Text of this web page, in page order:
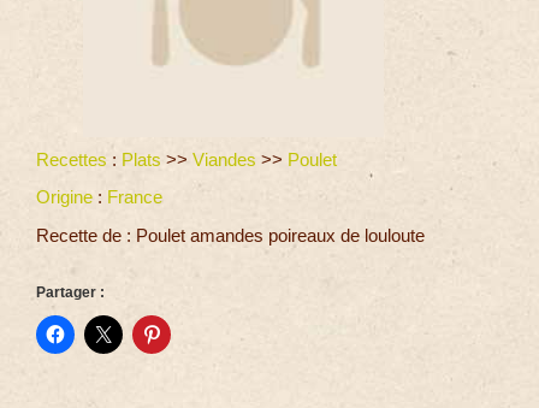
Recettes : Plats >> Viandes >> Poulet
Origine : France
Recette de : Poulet amandes poireaux de louloute
Partager :